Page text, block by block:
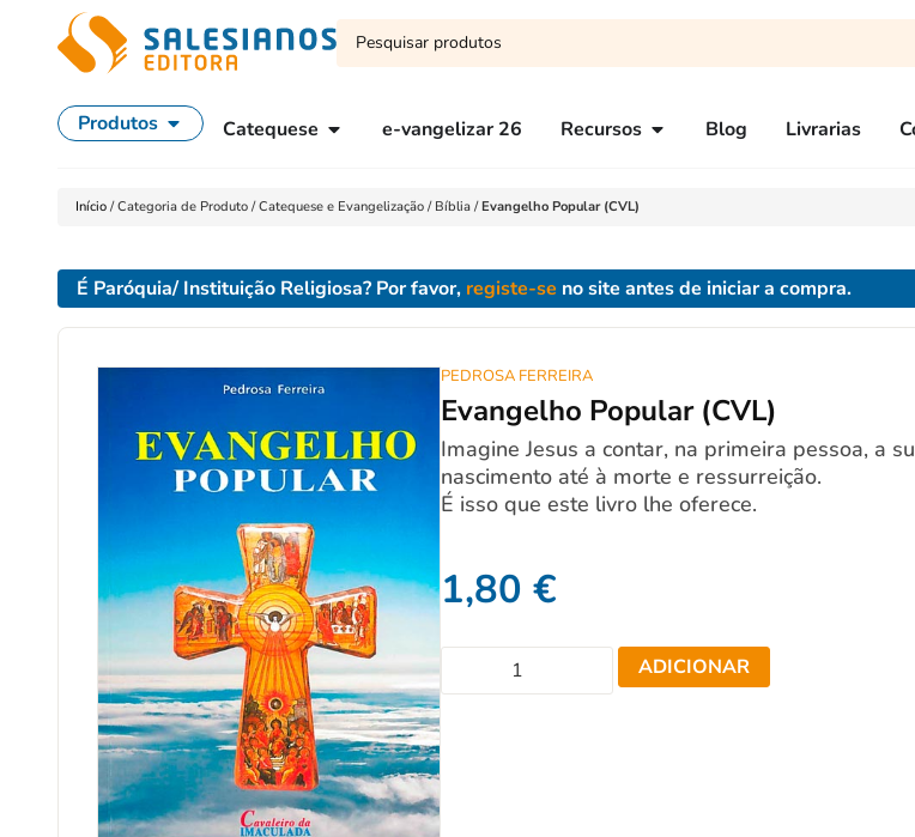
Produtos Catequese e-vangelizar 26 Recursos Blog Livrarias
Início /Categoria de Produto /Catequese e Evangelização / Bíblia /Evangelho Popular (CVL)
É Paróquia/ Instituição Religiosa? Por favor, registe-se no site antes de iniciar a compra.
PEDROSA FERREIRA
Evangelho Popular (CVL)
Imagine Jesus a contar, na primeira pessoa, a
nascimento até à morte e ressurreição.
É isso que este livro lhe oferece.
1,80€
ADICIONAR